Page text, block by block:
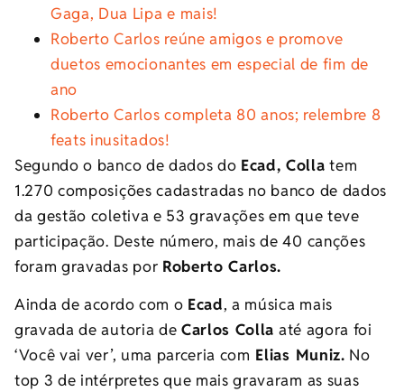
Gaga, Dua Lipa e mais!
Roberto Carlos reúne amigos e promove
duetos emocionantes em especial de fim de
ano
Roberto Carlos completa 80 anos; relembre 8
feats inusitados!
Segundo o banco de dados do Ecad, Colla tem
1.270 composições cadastradas no banco de dados
da gestão coletiva e 53 gravações em que teve
participação. Deste número, mais de 40 canções
foram gravadas por Roberto Carlos.
Ainda de acordo com o Ecad, a música mais
gravada de autoria de Carlos Colla até agora foi
‘Você vai ver’, uma parceria com Elias Muniz. No
top 3 de intérpretes que mais gravaram as suas